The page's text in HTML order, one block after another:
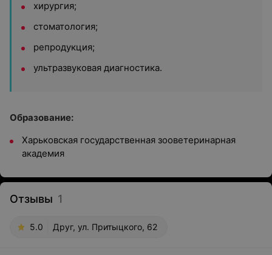
хирургия;
стоматология;
репродукция;
ультразвуковая диагностика.
Образование:
Харьковская государственная зооветеринарная
академия
Отзывы 1
5.0 Друг, ул. Притыцкого, 62